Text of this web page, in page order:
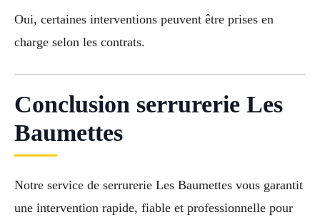
Oui, certaines interventions peuvent être prises en
charge selon les contrats.
Conclusion serrurerie Les
Baumettes
Notre service de serrurerie Les Baumettes vous garantit
une intervention rapide, fiable et professionnelle pour